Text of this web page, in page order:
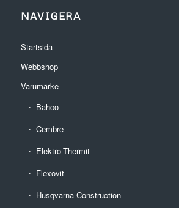
NAVIGERA
Startsida
Webbshop
Varumärke
Bahco
Cembre
Elektro-Thermit
Flexovit
Husqvarna Construction